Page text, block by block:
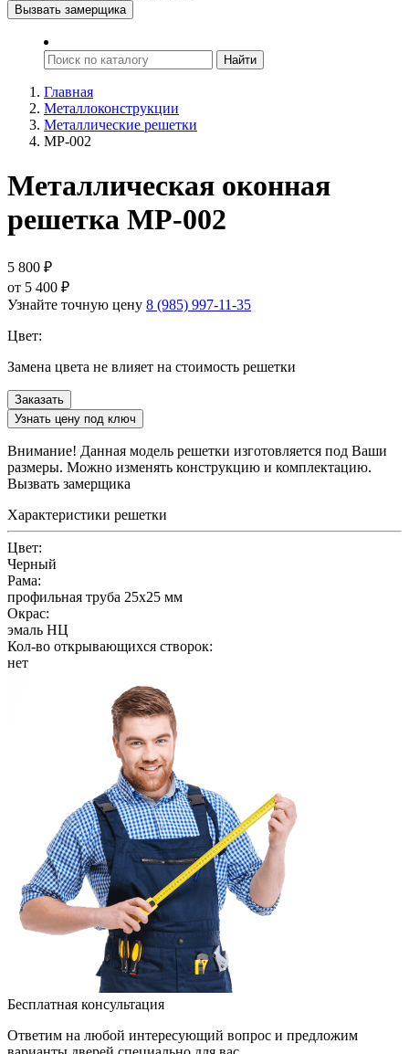
Вызвать замерщика
Главная
Металлоконструкции
Металлические решетки
МР-002
Металлическая оконная
решетка МР-002
5 800 ₽
от 5 400 ₽
Узнайте точную цену 8 (985) 997-11-35
Цвет:
Замена цвета не влияет на стоимость решетки
Заказать
Узнать цену под ключ
Внимание! Данная модель решетки изготовляется под Ваши
размеры. Можно изменять конструкцию и комплектацию.
Вызвать замерщика
Характеристики решетки
Цвет:
Черный
Рама:
профильная труба 25х25 мм
Окрас:
эмаль НЦ
Кол-во открывающихся створок:
нет
Бесплатная консультация
Ответим на любой интересующий вопрос и предложим